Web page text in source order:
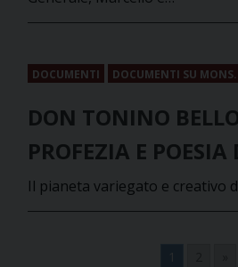
DOCUMENTI DOCUMENTI SU
DON TONINO
PROFEZIA E POESIA
Il pianeta variegato e creativo
1